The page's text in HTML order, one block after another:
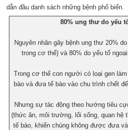
dẫn đầu danh sách những bệnh phổ biến.
80% ung thư do yếu
Nguyên nhân gây bệnh ung thư 20%
trong cơ thể) và 80% do yếu tố
Trong cơ thể con người có loại gen
bào và đưa tế bào vào chu trình chết
Nhưng sự tác động theo hướng tiêu
(thức ăn, môi trường, lối sống, quan hệ
tế bào, khiến chúng không được đưa